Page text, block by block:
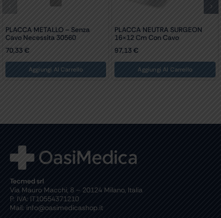
PLACCA METALLO – Senza
Cavo Necessita 30560
70,33€
Aggiungi Al Carrello
PLACCA NEUTRA SURGEON
16×12 Cm Con Cavo
97,13€
Aggiungi Al Carrello
Tecmed srl
Via Mauro Macchi, 8 – 20124 Milano, Italia
P. IVA: IT10554371210
Mail: info@oasimedicashop.it